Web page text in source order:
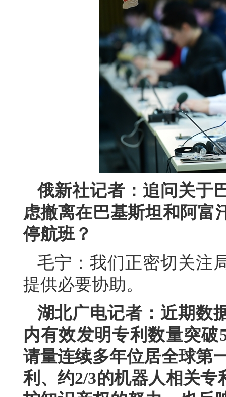
俄新社记者：追问关于
虑撤离在巴基斯坦和阿富
停航班？
毛宁：我们正密切关注
提供必要协助。
湖北广电记者：近期数
内有效发明专利数量突
请量连续多年位居全球第
利、约2/3的机器人相关